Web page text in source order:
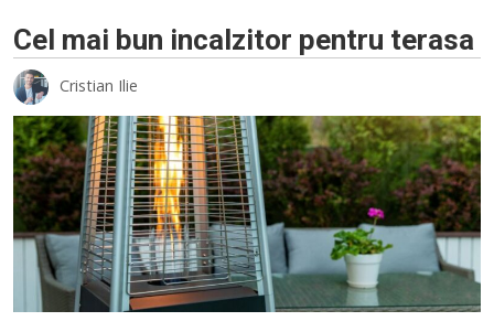
Cel mai bun incalzitor pentru terasa
Cristian Ilie